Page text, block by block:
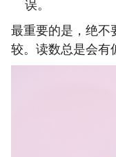
误。
最重要的是，绝不
较。读数总是会有